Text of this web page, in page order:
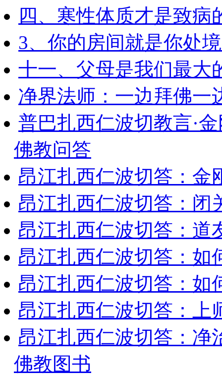
四、寒性体质才是致病
3、你的房间就是你处
十一、父母是我们最大
净界法师：一边拜佛一
普巴扎西仁波切教言·
佛教问答
昂江扎西仁波切答：金
昂江扎西仁波切答：闭
昂江扎西仁波切答：道
昂江扎西仁波切答：如
昂江扎西仁波切答：如
昂江扎西仁波切答：上
昂江扎西仁波切答：净
佛教图书